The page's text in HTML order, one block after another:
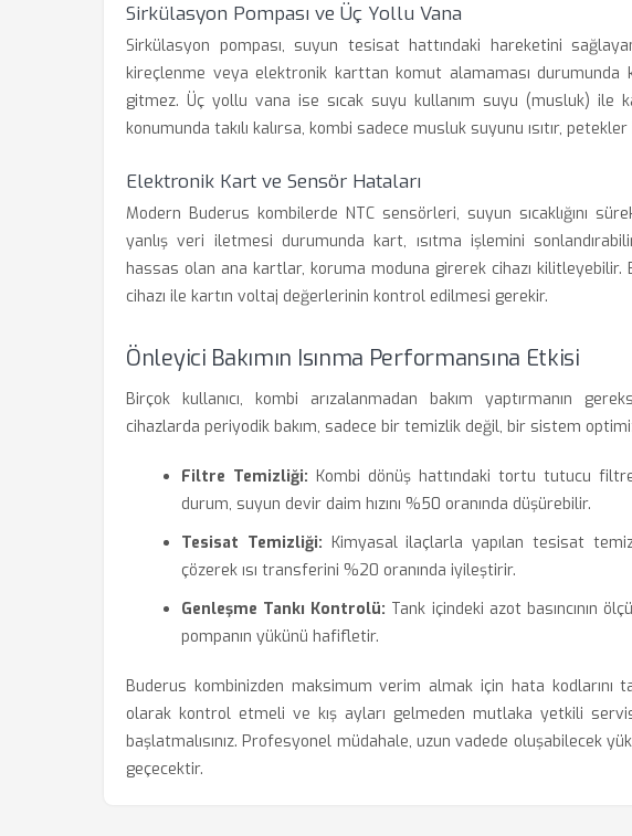
Sirkülasyon Pompası ve Üç Yollu Vana
Sirkülasyon pompası, suyun tesisat hattındaki hareketini
kireçlenme veya elektronik karttan komut alamaması
gitmez. Üç yollu vana ise sıcak suyu kullanım suyu (musluk) ile
konumunda takılı kalırsa, kombi sadece musluk suyunu ısıtır, petekler
Elektronik Kart ve Sensör Hataları
Modern Buderus kombilerde NTC sensörleri, suyun sıcaklığını
yanlış veri iletmesi durumunda kart, ısıtma işlemini
hassas olan ana kartlar, koruma moduna girerek cihazı
cihazı ile kartın voltaj değerlerinin kontrol edilmesi gerekir.
Önleyici Bakımın Isınma Performansına Etkisi
Birçok kullanıcı, kombi arızalanmadan bakım yaptırmanın
cihazlarda periyodik bakım, sadece bir temizlik değil, bir sistem
Filtre Temizliği: Kombi dönüş hattındaki tortu tutucu
durum, suyun devir daim hızını %50 oranında düşürebilir.
Tesisat Temizliği: Kimyasal ilaçlarla yapılan tesisat
çözerek ısı transferini %20 oranında iyileştirir.
Genleşme Tankı Kontrolü: Tank içindeki azot basıncının
pompanın yükünü hafifletir.
Buderus kombinizden maksimum verim almak için hata kodlarını
olarak kontrol etmeli ve kış ayları gelmeden mutlaka yetkili servis
başlatmalısınız. Profesyonel müdahale, uzun vadede oluşabilecek
geçecektir.